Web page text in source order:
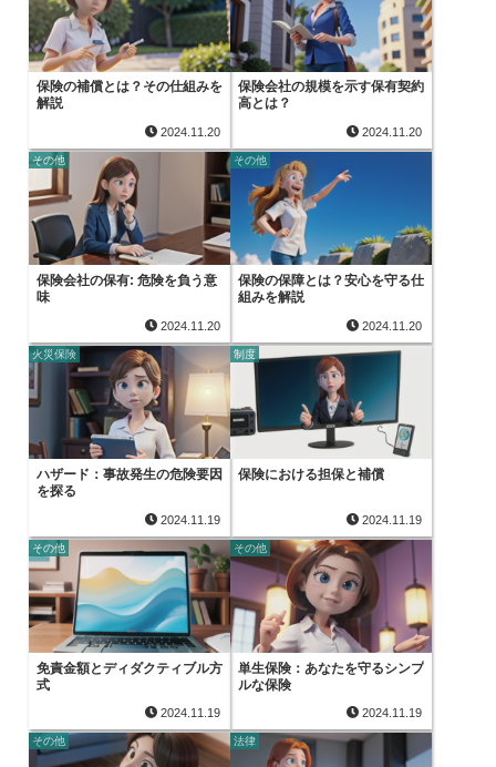
保険の補償とは？その仕組みを
解説
2024.11.20
保険会社の規模を示す保有契約
高とは？
2024.11.20
その他
保険会社の保有: 危険を負う意
味
2024.11.20
その他
保険の保障とは？安心を守る仕
組みを解説
2024.11.20
火災保険
ハザード：事故発生の危険要因
を探る
2024.11.19
制度
保険における担保と補償
2024.11.19
その他
免責金額とディダクティブル方
式
2024.11.19
その他
単生保険：あなたを守るシンプ
ルな保険
2024.11.19
その他 法律